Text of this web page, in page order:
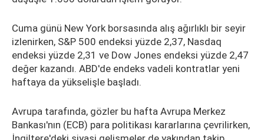
Cuma günü New York borsasında alış ağırlıklı bir seyir
izlenirken, S&P 500 endeksi yüzde 2,37, Nasdaq
endeksi yüzde 2,31 ve Dow Jones endeksi yüzde 2,47
değer kazandı. ABD'de endeks vadeli kontratlar yeni
haftaya da yükselişle başladı.
Avrupa tarafında, gözler bu hafta Avrupa Merkez
Bankası'nın (ECB) para politikası kararlarına çevrilirken,